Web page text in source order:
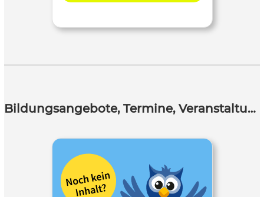
Bildungsangebote, Termine, Veranstaltungen